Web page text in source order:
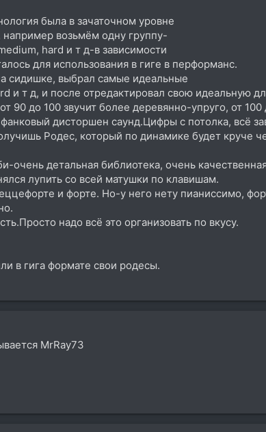
была в зачаточном уровне
возьмём одну группу-
hard и т д-в зависимости
для использования в гиге в перформанс.
сидишке, выбрал самые идеальные
т д, и после отредактировал свою идеальную
90 до 100 звучит более деревянно-упруго, от 100
дисторшен саунд.Цифры с потолка, всё
Родес, который по динамике будет круче
очень детальная библиотека, очень
лупить со всей матушки по клавишам.
и форте. Но-у него нету пианиссимо,
надо всё это организовать по вкусу.
в гига формате свои родесы.
MrRay73